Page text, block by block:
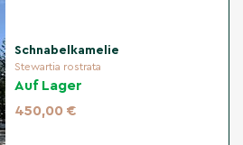
Schnabelkamelie
Stewartia rostrata
Auf Lager
450,00 €